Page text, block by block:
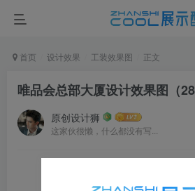
首页 设计效果 工装效果图 正文
唯品会总部大厦设计效果图（28
原创设计狮
这家伙很懒，什么都没有写...